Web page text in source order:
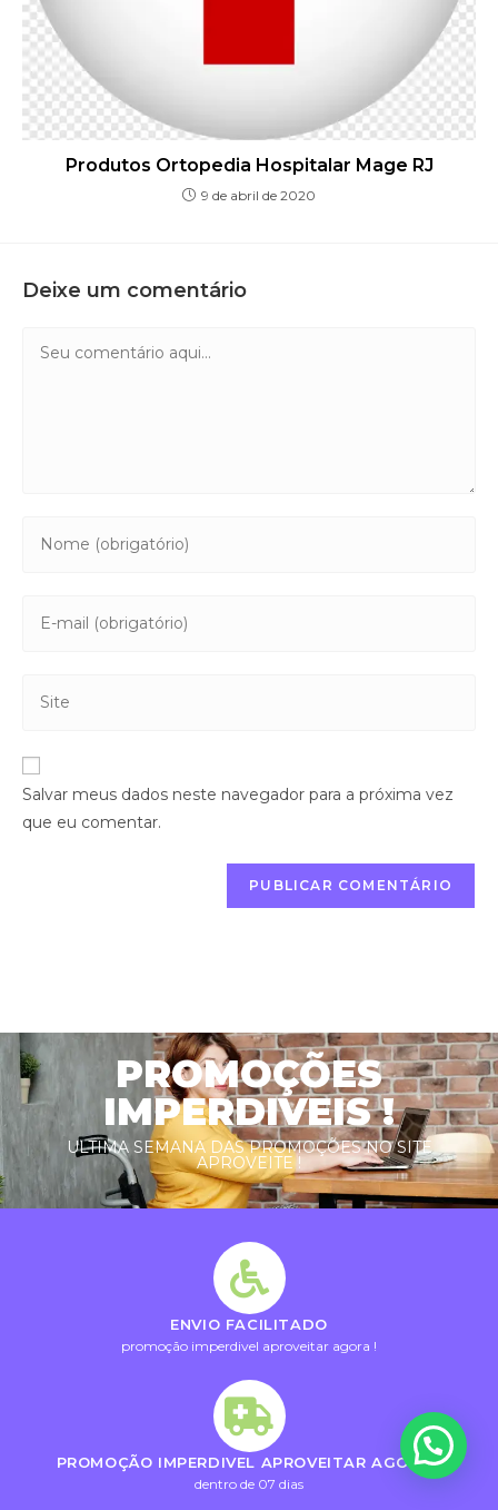
Produtos Ortopedia Hospitalar Mage RJ
9 de abril de 2020
Deixe um comentário
Salvar meus dados neste navegador para a próxima vez
que eu comentar.
PROMOÇÕES
IMPERDIVEIS !
ULTIMA SEMANA DAS PROMOÇÕES NO SITE
APROVEITE !
ENVIO FACILITADO
promoção imperdivel aproveitar agora !
PROMOÇÃO IMPERDIVEL APROVEITAR AGORA !
dentro de 07 dias